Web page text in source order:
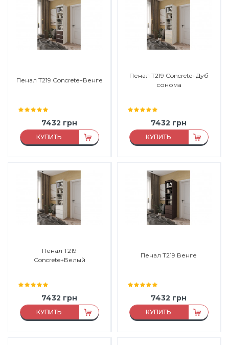
Материал фасада: ДСП
Производитель: Морели
Материал фасада: ДСП
Производитель: Морели
Пенал Т219 Concrete+Венге
7432 грн
КУПИТЬ
Материал каркаса:
Материал фасада: ДСП
Производитель: Морели
Пенал Т219 Concrete+Дуб
сонома
7432 грн
КУПИТЬ
Материал каркаса:
Материал фасада: ДСП
Производитель: Морели
Пенал Т219
Concrete+Белый
7432 грн
КУПИТЬ
Пенал Т219 Венге
7432 грн
КУПИТЬ